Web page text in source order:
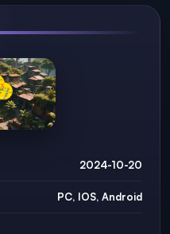
2024-10-20
PC, IOS, Android